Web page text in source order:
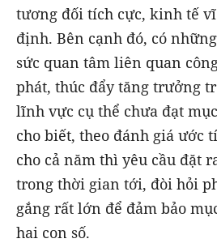
tương đối tích cực, kinh tế
định. Bên cạnh đó, có
sức quan tâm liên quan
phát, thúc đẩy tăng trưởng
lĩnh vực cụ thể chưa đạt
cho biết, theo đánh giá ước
cho cả năm thì yêu cầu đặt
trong thời gian tới, đòi hỏi
gắng rất lớn để đảm bảo
hai con số.